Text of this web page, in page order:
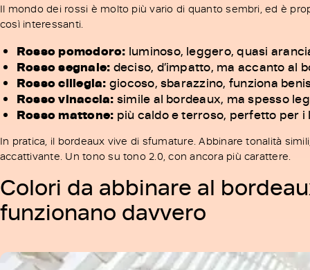
Il mondo dei rossi è molto più vario di quanto sembri, ed è
così interessanti.
Rosso pomodoro: luminoso, leggero, quasi
Rosso segnale: deciso, d’impatto, ma accanto al
Rosso ciliegia: giocoso, sbarazzino, funziona
Rosso vinaccia: simile al bordeaux, ma spesso
Rosso mattone: più caldo e terroso, perfetto per i
In pratica, il bordeaux vive di sfumature. Abbinare tonalità
accattivante. Un tono su tono 2.0, con ancora più carattere.
Colori da abbinare al
funzionano davvero